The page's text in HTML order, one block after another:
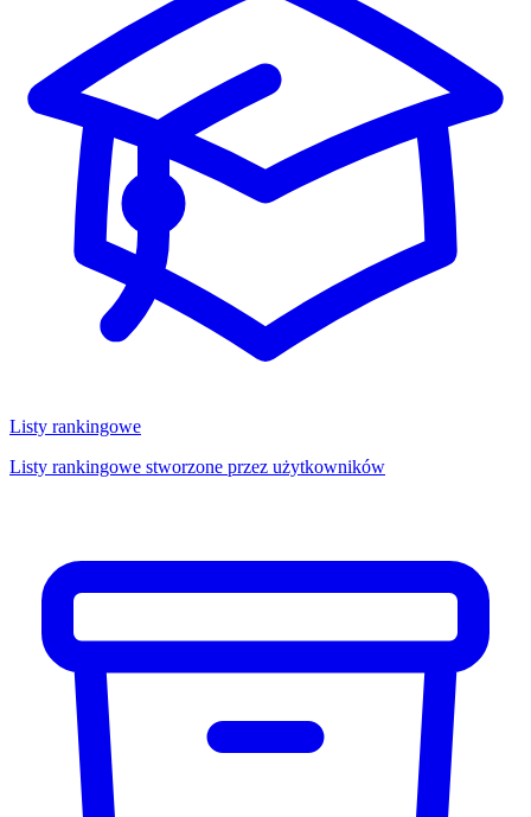
Listy rankingowe
Listy rankingowe stworzone przez użytkowników